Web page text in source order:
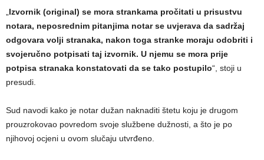
„Izvornik (original) se mora strankama pročitati u prisustvu
notara, neposrednim pitanjima notar se uvjerava da sadržaj
odgovara volji stranaka, nakon toga stranke moraju odobriti i
svojeručno potpisati taj izvornik. U njemu se mora prije
potpisa stranaka konstatovati da se tako postupilo“, stoji u
presudi.
Sud navodi kako je notar dužan naknaditi štetu koju je drugom
prouzrokovao povredom svoje službene dužnosti, a što je po
njihovoj ocjeni u ovom slučaju utvrđeno.